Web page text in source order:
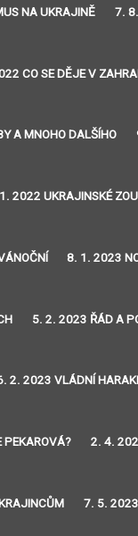
NA UKRAJINĚ 7.
CO SE DĚJE V
A MNOHO DALŠÍHO
2022 UKRAJINSKÉ
8. 1. 2023
5. 2. 2023 ŘÁD A
2. 2023 VLÁDNÍ
PEKAROVÁ? 2. 4.
7. 5. 2023